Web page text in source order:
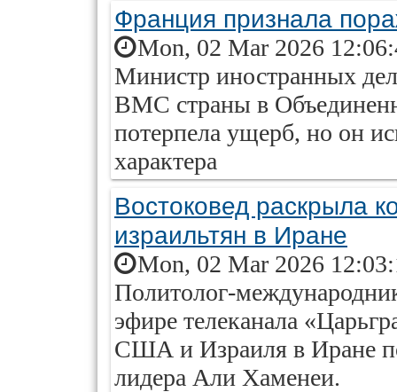
Франция признала
Mon, 02 Mar 2026
Министр иностранных
ВМС страны в
потерпела ущерб, но он
характера
Востоковед раскрыла
израильтян в Иране
Mon, 02 Mar 2026
Политолог-
эфире телеканала
США и Израиля в Иране
лидера Али Хаменеи.